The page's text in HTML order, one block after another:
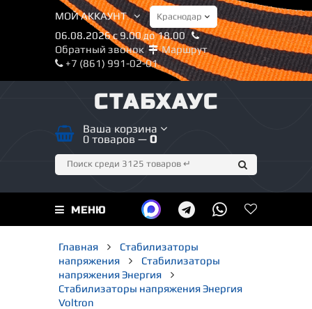
МОЙ АККАУНТ
06.08.2026 с 9.00 до 18.00
Обратный звонок
Маршрут
+7 (861) 991-02-01
СТАБХАУС
Ваша корзина
0 товаров — 0
МЕНЮ
Главная
Стабилизаторы
напряжения
Стабилизаторы
напряжения Энергия
Стабилизаторы напряжения Энергия
Voltron